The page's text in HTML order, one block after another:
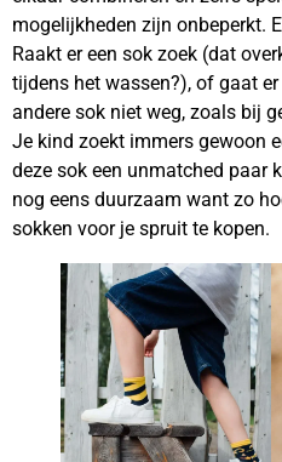
mogelijkheden zijn onbeperkt.
Raakt er een sok zoek (dat
tijdens het wassen?), of gaat
andere sok niet weg, zoals bij
Je kind zoekt immers gewoon
deze sok een unmatched paar
nog eens duurzaam want zo
sokken voor je spruit te kopen.